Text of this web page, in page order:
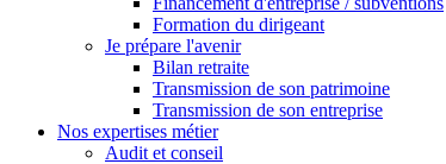
Formation du dirigeant
Je prépare l'avenir
Bilan retraite
Transmission de son patrimoine
Transmission de son entreprise
Nos expertises métier
Audit et conseil